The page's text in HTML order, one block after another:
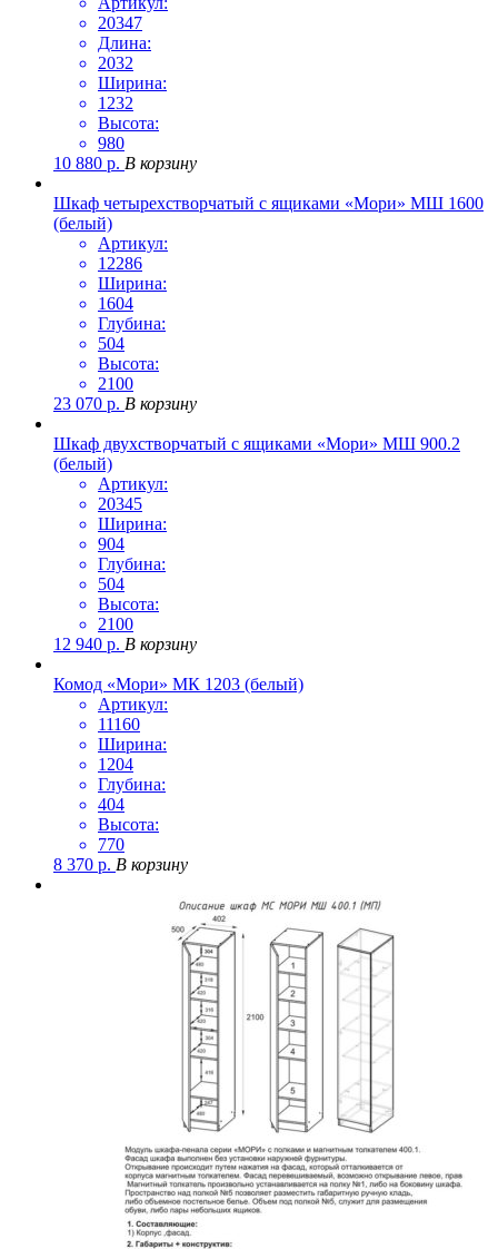
20347
Длина:
2032
Ширина:
1232
Высота:
980
10 880 р. В корзину
Шкаф четырехстворчатый с ящиками «Мори» МШ 1600
(белый)
Артикул:
12286
Ширина:
1604
Глубина:
504
Высота:
2100
23 070 р. В корзину
Шкаф двухстворчатый с ящиками «Мори» МШ 900.2
(белый)
Артикул:
20345
Ширина:
904
Глубина:
504
Высота:
2100
12 940 р. В корзину
Комод «Мори» МК 1203 (белый)
Артикул:
11160
Ширина:
1204
Глубина:
404
Высота:
770
8 370 р. В корзину